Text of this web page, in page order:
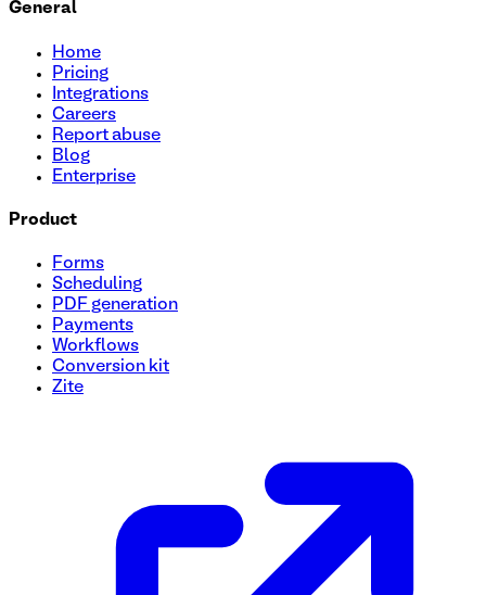
Agilice su proceso de incorporación con esta encuesta
experiencia e identificar las características clave que
mejorar la satisfacción del usuario desde el primer paso.
General
Home
Pricing
Integrations
Careers
Report abuse
Blog
Enterprise
Product
Forms
Scheduling
PDF generation
Payments
Workflows
Conversion kit
Zite